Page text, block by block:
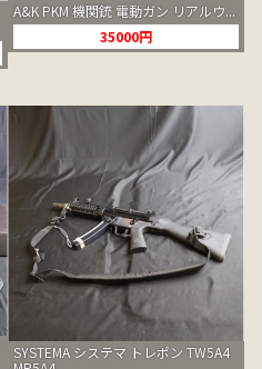
A&K PKM 機関銃 電動ガン リアルウ...
35000円
SYSTEMA システマ トレポン TW5A4